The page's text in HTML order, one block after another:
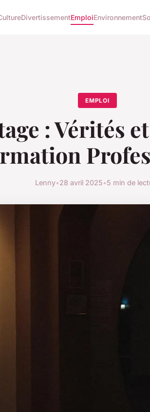
DivertissementEmploiEnvironnement
EMPLOI
: Vérités
Lenny•28 avril 2025•5 min de